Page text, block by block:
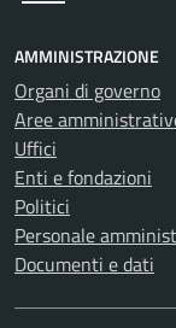
AMMINISTRAZIONE
Organi di governo
Aree
Uffici
Enti e fondazioni
Politici
Personale
Documenti e dati